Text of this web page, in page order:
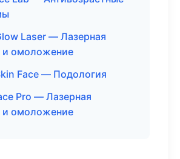
Laser — Лазерная
и омоложение
Face — Подология
Pro — Лазерная
и омоложение